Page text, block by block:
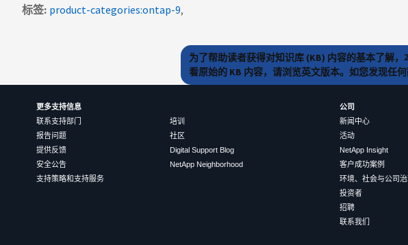
标签 product-categories:ontap-9
为了帮助读者获得对知识库 (KB) 内容的基本了解
看原始的 KB 内容，请浏览英文版本。如您发现任
更多支持信息
联系支持部门
报告问题
提供反馈
安全公告
支持策略和支持服务
培训
社区
Digital Support Blog
NetApp Neighborhood
公司
新闻中心
活动
NetApp Insight
客户成功案例
环境、社会与公司
投资者
招聘
联系我们